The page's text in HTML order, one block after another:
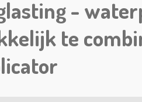
-
te